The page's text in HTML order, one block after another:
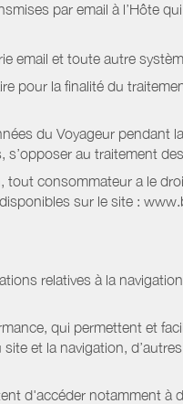
par email à l’Hôte
email et toute autre
pour la finalité du
du Voyageur pendant
au traitement
consommateur a le
sur le site :
relatives à la
qui permettent et
et la navigation,
d'accéder notamment à